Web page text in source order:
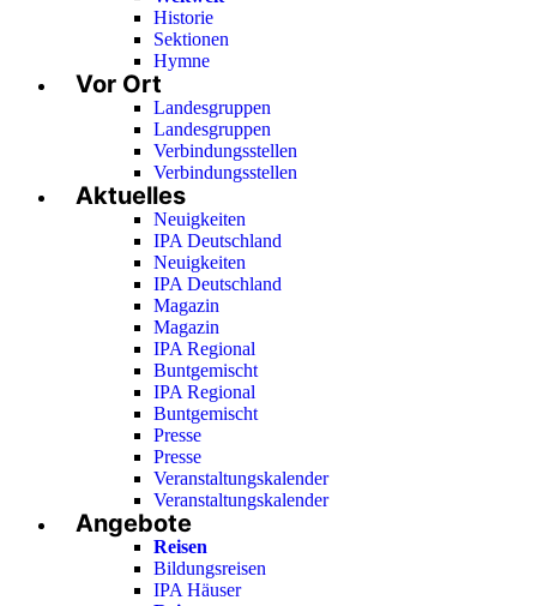
Historie
Sektionen
Hymne
Vor Ort
Landesgruppen
Landesgruppen
Verbindungsstellen
Verbindungsstellen
Aktuelles
Neuigkeiten
IPA Deutschland
Neuigkeiten
IPA Deutschland
Magazin
Magazin
IPA Regional
Buntgemischt
IPA Regional
Buntgemischt
Presse
Presse
Veranstaltungskalender
Veranstaltungskalender
Angebote
Reisen
Bildungsreisen
IPA Häuser